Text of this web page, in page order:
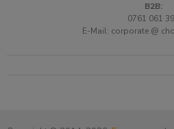
B2B:
0761 061
E-Mail: corporate @